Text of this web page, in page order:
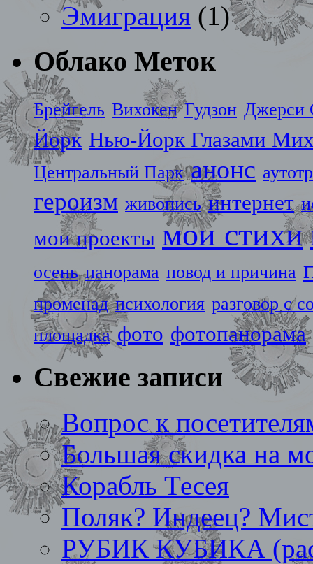
Эмиграция (1)
Облако Меток
Брейгель Вихокен Гудзон Джерси
Йорк Нью-Йорк Глазами
Центральный Парк анонс
героизм живопись интернет
мои проекты мои стихи
осень панорама повод и причина
променад психология разговор с
площадка фото фотопанорама
Свежие записи
Вопрос к
Большая скидка на
Корабль Тесея
Поляк? Индеец?
РУБИК КУБИКА